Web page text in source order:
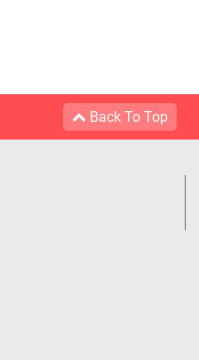
Back To Top